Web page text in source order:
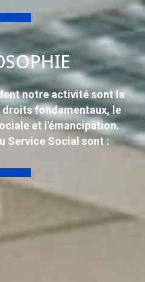
notre activité sont la
fondamentaux, le
et l'émancipation.
Service Social sont :